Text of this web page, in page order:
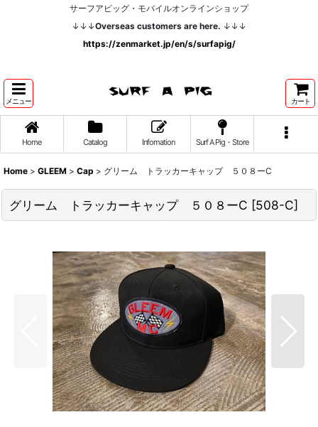
サーフアピッグ・モバイルオンラインショップ
↓↓↓Overseas customers are here. ↓↓↓
https://zenmarket.jp/en/s/surfapig/
メニュー カート
Home Catalog Infomation Surf A Pig・Store
Home > GLEEM > Cap > グリーム トラッカーキャップ ５０８ーC
グリーム トラッカーキャップ ５０８ーC [508-C]